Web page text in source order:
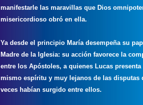
manifestarle las maravillas que Dios
misericordioso obró en ella.
Ya desde el principio María desempeña su
Madre de la Iglesia: su acción favorece la
entre los Apóstoles, a quienes Lucas
mismo espíritu y muy lejanos de las disputas
veces habían surgido entre ellos.